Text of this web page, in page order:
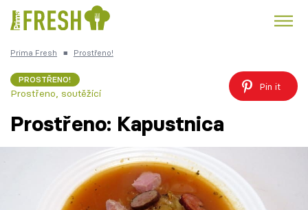
Česká kuchyně
Témata
Prima Fresh ■ Prostřeno!
PROSTŘENO!
Prostřeno, soutěžící
Pin it
Prostřeno: Kapustnica